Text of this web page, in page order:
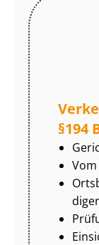
§194